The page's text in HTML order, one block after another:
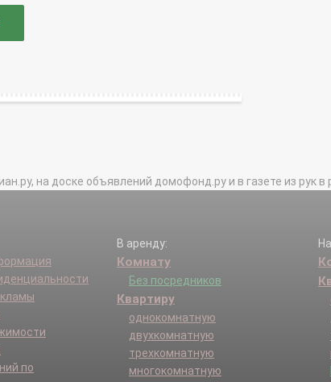
на доске объявлений домофонд.ру и в газете из рук в
по
В аренду:
Комнату
Без посредников
Квартиру
однокомнатную
двухкомнатную
трехкомнатную
многокомнатную